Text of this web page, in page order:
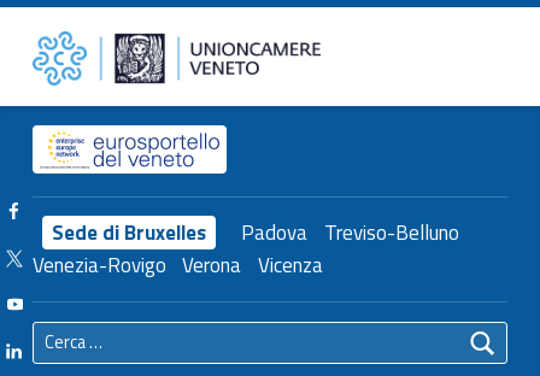
Lavoro in Veneto: quasi 38 mila le assunzioni previste dalle imprese ad novembre – Unioncamere del Veneto Unioncamere del Veneto
Header info sidebar
Sede di Bruxelles Padova Treviso-Belluno
Venezia-Rovigo Verona Vicenza
Facebook Unioncamere Veneto
Twitter Unioncamere Veneto
Youtube Unioncamere Veneto
Linkedin Unioncamere Veneto
Ricerca per: